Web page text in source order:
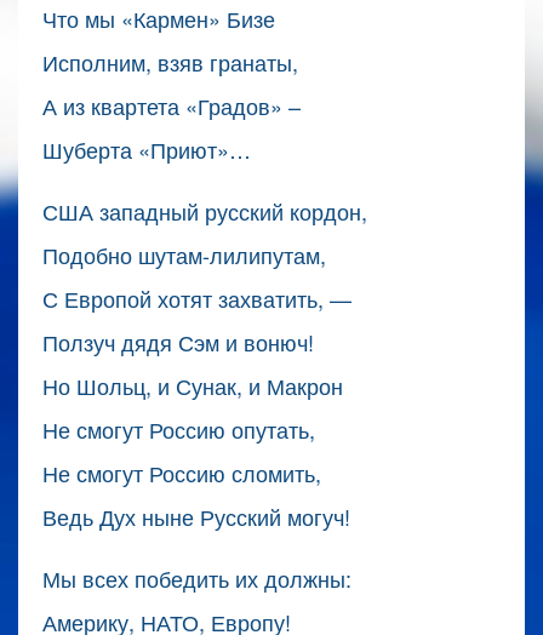
Что мы «Кармен» Бизе
Исполним, взяв гранаты,
А из квартета «Градов» –
Шуберта «Приют»…
США западный русский кордон,
Подобно шутам-лилипутам,
С Европой хотят захватить, —
Ползуч дядя Сэм и вонюч!
Но Шольц, и Сунак, и Макрон
Не смогут Россию опутать,
Не смогут Россию сломить,
Ведь Дух ныне Русский могуч!
Мы всех победить их должны:
Америку, НАТО, Европу!